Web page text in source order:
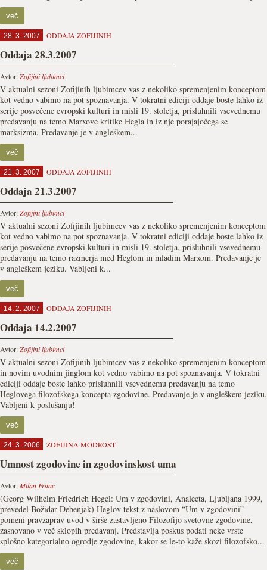
več
28. 3. 2007 ODDAJA ZOFIJINIH
Oddaja 28.3.2007
Avtor:Zofijini ljubimci
V aktualni sezoni Zofijinih ljubimcev vas z nekoliko spremenjenim konceptom
kot vedno vabimo na pot spoznavanja. V tokratni ediciji oddaje boste lahko iz
serije posvečene evropski kulturi in misli 19. stoletja, prisluhnili vsevednemu
predavanju na temo Marxove kritike Hegla in iz nje porajajočega se
marksizma. Predavanje je v angleškem...
več
21. 3. 2007 ODDAJA ZOFIJINIH
Oddaja 21.3.2007
Avtor:Zofijini ljubimci
V aktualni sezoni Zofijinih ljubimcev vas z nekoliko spremenjenim konceptom
kot vedno vabimo na pot spoznavanja. V tokratni ediciji oddaje boste lahko iz
serije posvečene evropski kulturi in misli 19. stoletja, prisluhnili vsevednemu
predavanju na temo razmerja med Heglom in mladim Marxom. Predavanje je
v angleškem jeziku. Vabljeni k...
več
14. 2. 2007 ODDAJA ZOFIJINIH
Oddaja 14.2.2007
Avtor:Zofijini ljubimci
V aktualni sezoni Zofijinih ljubimcev vas z nekoliko spremenjenim konceptom
in novim uvodnim jinglom kot vedno vabimo na pot spoznavanja. V tokratni
ediciji oddaje boste lahko prisluhnili vsevednemu predavanju na temo
Heglovega filozofskega koncepta zgodovine. Predavanje je v angleškem jeziku.
Vabljeni k poslušanju!
več
24. 3. 2006 ZOFIJINA MODROST
Umnost zgodovine in zgodovinskost uma
Avtor:Milan Franc
(Georg Wilhelm Friedrich Hegel: Um v zgodovini, Analecta, Ljubljana 1999,
prevedel Božidar Debenjak) Heglov tekst z naslovom “Um v zgodovini”
pomeni pravzaprav uvod v širše zastavljeno Filozofijo svetovne zgodovine,
zasnovano v več sklopih predavanj. Predstavlja poskus podati neke vrste
splošno kategorialno ogrodje zgodovine, kakor se le-to kaže skozi filozofsko...
več